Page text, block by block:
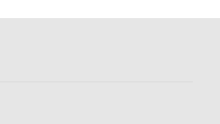
цаг 00 мин